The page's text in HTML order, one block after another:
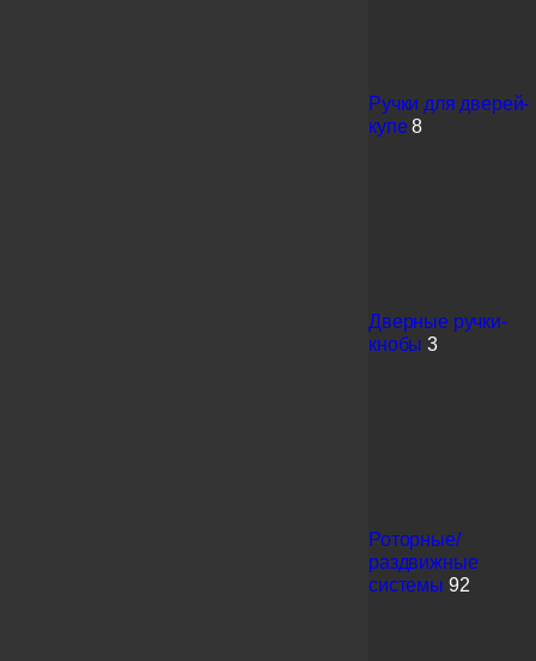
Ручки для дверей-
купе 8
Дверные ручки-
кнобы 3
Роторные/
раздвижные
системы 92